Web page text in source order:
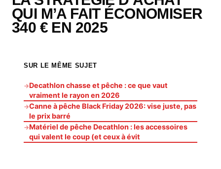
QUI M’A FAIT ÉCONOMISER
340 € EN 2025
SUR LE MÊME SUJET
→Decathlon chasse et pêche : ce que vaut
vraiment le rayon en 2026
→Canne à pêche Black Friday 2026: vise juste, pas
le prix barré
→Matériel de pêche Decathlon : les accessoires
qui valent le coup (et ceux à évit